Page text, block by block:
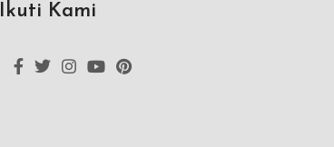
Ikuti Kami